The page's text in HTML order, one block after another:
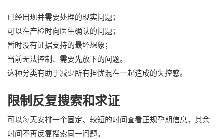
已经出现并需要处理的现实问题；
可以在产检时向医生确认的问题；
暂时没有证据支持的最坏想象；
当前无法控制、需要先放下的问题。
这种分类有助于减少所有担忧混在一起造成的失控感。
限制反复搜索和求证
可以每天安排一个固定、较短的时间查看正规孕期信息，其余
时间不再反复搜索同一问题。